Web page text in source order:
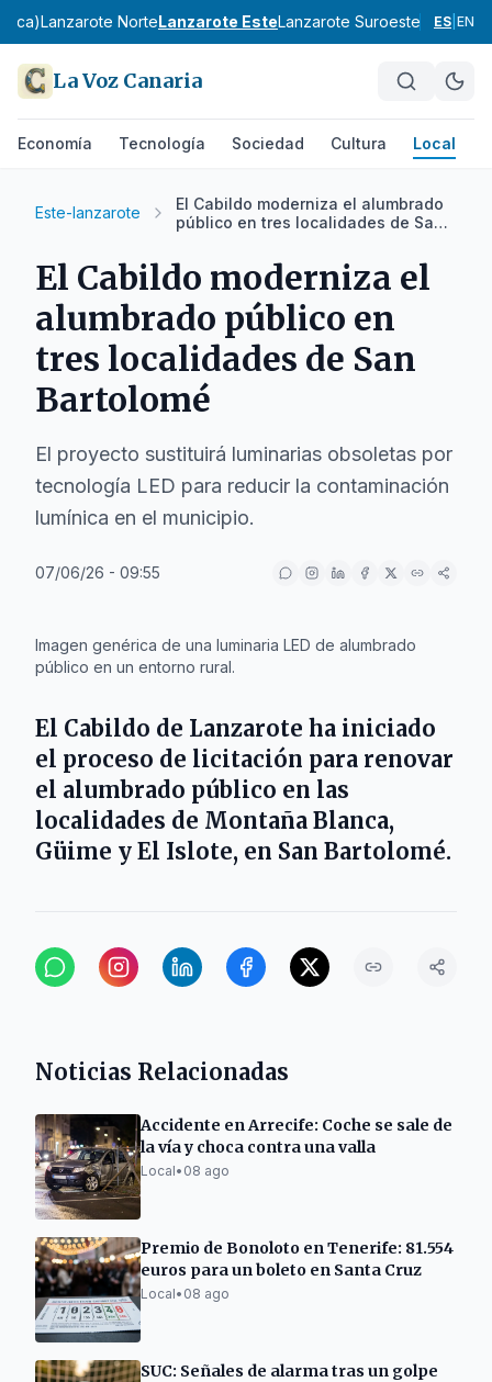
Lanzarote NorteLanzarote EsteLanzarote Suroeste ES EN
La Voz Canaria
Economía Tecnología Sociedad Cultura Local
Este-lanzarote
El Cabildo moderniza el alumbrado
público en tres localidades de San
El Cabildo moderniza el
alumbrado público en
tres localidades de San
Bartolomé
El proyecto sustituirá luminarias obsoletas por
tecnología LED para reducir la contaminación
lumínica en el municipio.
07/06/26 - 09:55
Imagen genérica de una luminaria LED de alumbrado
público en un entorno rural.
El Cabildo de Lanzarote ha iniciado
el proceso de licitación para renovar
el alumbrado público en las
localidades de Montaña Blanca,
Güime y El Islote, en San Bartolomé.
Noticias Relacionadas
Accidente en Arrecife: Coche se sale de
la vía y choca contra una valla
Local• 08 ago
Premio de Bonoloto en Tenerife: 81.554
euros para un boleto en Santa Cruz
Local• 08 ago
SUC: Señales de alarma tras un golpe